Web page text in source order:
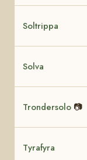
Soltrippa
Solva
Trondersolo 📷
Tyrafyra